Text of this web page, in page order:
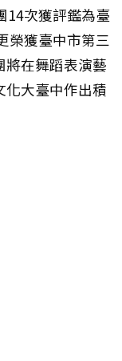
14次獲評鑑為臺
榮獲臺中市第三
將在舞蹈表演藝
化大臺中作出積